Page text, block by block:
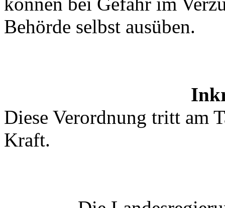
Behörde selbst ausüben.
Diese Verordnung tritt am
Kraft.